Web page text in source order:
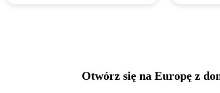
Otwórz się na Europę z